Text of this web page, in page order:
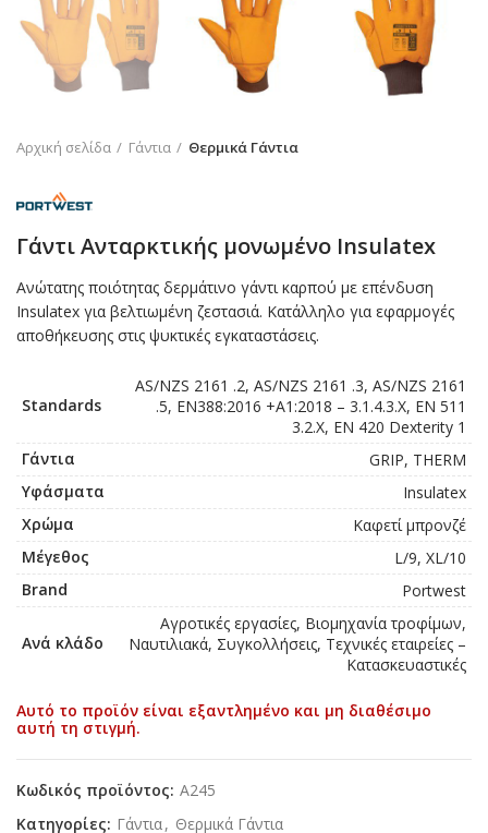
Αρχική σελίδα Γάντια Θερμικά Γάντια
Γάντι Ανταρκτικής μονωμένο Insulatex
Ανώτατης ποιότητας δερμάτινο γάντι καρπού με επένδυση
Insulatex για βελτιωμένη ζεστασιά. Κατάλληλο για εφαρμογές
αποθήκευσης στις ψυκτικές εγκαταστάσεις.
Standards
AS/NZS 2161 .2, AS/NZS 2161 .3, AS/NZS 2161
.5, EN388:2016 +A1:2018 – 3.1.4.3.X, EN 511
3.2.X, EN 420 Dexterity 1
Γάντια
GRIP, THERM
Υφάσματα
Insulatex
Χρώμα
Καφετί μπρονζέ
Μέγεθος
L/9, XL/10
Brand
Portwest
Ανά κλάδο
Αγροτικές εργασίες, Βιομηχανία τροφίμων,
Ναυτιλιακά, Συγκολλήσεις, Τεχνικές εταιρείες –
Κατασκευαστικές
Αυτό το προϊόν είναι εξαντλημένο και μη διαθέσιμο
αυτή τη στιγμή.
Κωδικός προϊόντος: A245
Κατηγορίες: Γάντια, Θερμικά Γάντια